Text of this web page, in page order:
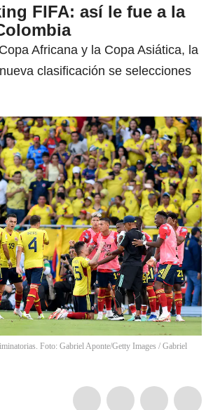
FIFA: así le fue a la
Africana y la Copa Asiática, la
clasificación se selecciones
Foto: Gabriel Aponte/Getty Images / Gabriel